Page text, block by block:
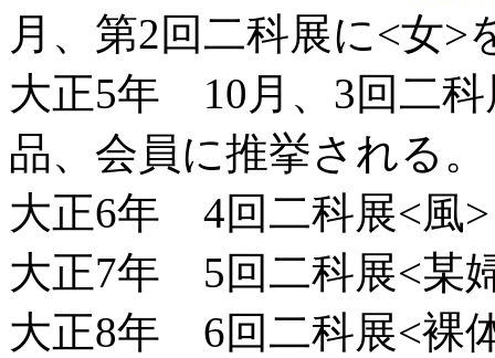
月、第2回二科展に<女>
大正5年 10月、3回二科
品、会員に推挙される。
大正6年 4回二科展<風>
大正7年 5回二科展<某
大正8年 6回二科展<裸